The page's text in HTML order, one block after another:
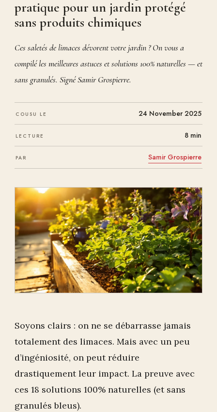
pratique pour un jardin protégé
sans produits chimiques
Ces saletés de limaces dévorent votre jardin ? On vous a
compilé les meilleures astuces et solutions 100% naturelles — et
sans granulés. Signé Samir Grospierre.
COUSU LE 24 November 2025
LECTURE 8 min
PAR Samir Grospierre
Soyons clairs : on ne se débarrasse jamais
totalement des limaces. Mais avec un peu
d’ingéniosité, on peut réduire
drastiquement leur impact. La preuve avec
ces 18 solutions 100% naturelles (et sans
granulés bleus).